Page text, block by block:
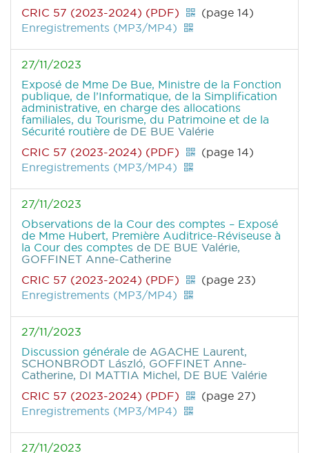
CRIC 57 (2023-2024) (PDF)
(page 14)
Enregistrements (MP3/MP4)
27/11/2023
Exposé de Mme De Bue, Ministre de la Fonction
publique, de l’Informatique, de la Simplification
administrative, en charge des allocations
familiales, du Tourisme, du Patrimoine et de la
Sécurité routière de DE BUE Valérie
CRIC 57 (2023-2024) (PDF)
(page 14)
Enregistrements (MP3/MP4)
27/11/2023
Observations de la Cour des comptes – Exposé
de Mme Hubert, Première Auditrice-Réviseuse à
la Cour des comptes de DE BUE Valérie,
GOFFINET Anne-Catherine
CRIC 57 (2023-2024) (PDF)
(page 23)
Enregistrements (MP3/MP4)
27/11/2023
Discussion générale de AGACHE Laurent,
SCHONBRODT László, GOFFINET Anne-
Catherine, DI MATTIA Michel, DE BUE Valérie
CRIC 57 (2023-2024) (PDF)
(page 27)
Enregistrements (MP3/MP4)
27/11/2023